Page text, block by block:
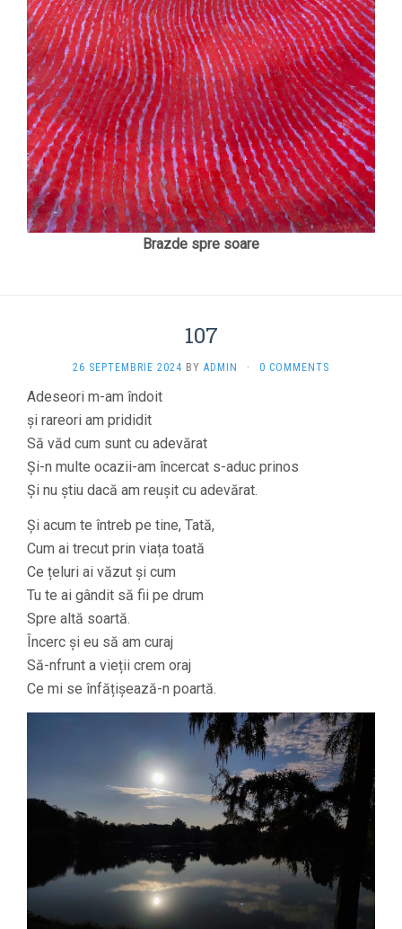
Brazde spre soare
107
26 SEPTEMBRIE 2024 BY ADMIN · 0 COMMENTS
Adeseori m-am îndoit
și rareori am prididit
Să văd cum sunt cu adevărat
Și-n multe ocazii-am încercat s-aduc prinos
Și nu știu dacă am reușit cu adevărat.
Și acum te întreb pe tine, Tată,
Cum ai trecut prin viața toată
Ce țeluri ai văzut și cum
Tu te ai gândit să fii pe drum
Spre altă soartă.
Încerc și eu să am curaj
Să-nfrunt a vieții crem oraj
Ce mi se înfățișează-n poartă.